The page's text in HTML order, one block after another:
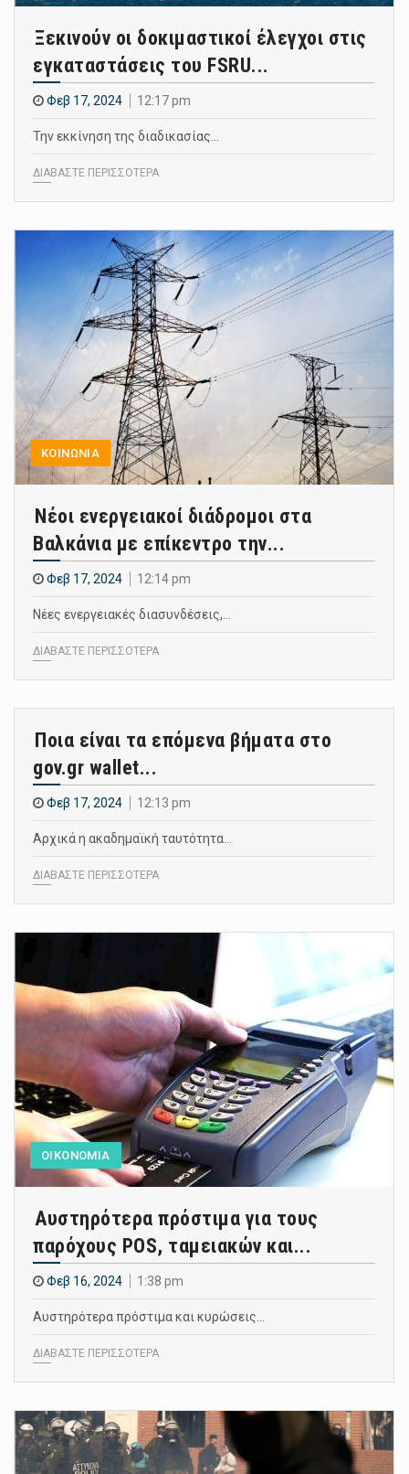
Ξεκινούν οι δοκιμαστικοί έλεγχοι στις
εγκαταστάσεις του FSRU...
Φεβ 17, 2024 12:17 pm
Την εκκίνηση της διαδικασίας…
ΔΙΑΒΑΣΤΕ ΠΕΡΙΣΣΟΤΕΡΑ
ΚΟΙΝΩΝΙΑ
Νέοι ενεργειακοί διάδρομοι στα
Βαλκάνια με επίκεντρο την...
Φεβ 17, 2024 12:14 pm
Νέες ενεργειακές διασυνδέσεις,…
ΔΙΑΒΑΣΤΕ ΠΕΡΙΣΣΟΤΕΡΑ
Ποια είναι τα επόμενα βήματα στο
gov.gr wallet...
Φεβ 17, 2024 12:13 pm
Αρχικά η ακαδημαϊκή ταυτότητα…
ΔΙΑΒΑΣΤΕ ΠΕΡΙΣΣΟΤΕΡΑ
ΟΙΚΟΝΟΜΙΑ
Αυστηρότερα πρόστιμα για τους
παρόχους POS, ταμειακών και...
Φεβ 16, 2024 1:38 pm
Αυστηρότερα πρόστιμα και κυρώσεις…
ΔΙΑΒΑΣΤΕ ΠΕΡΙΣΣΟΤΕΡΑ